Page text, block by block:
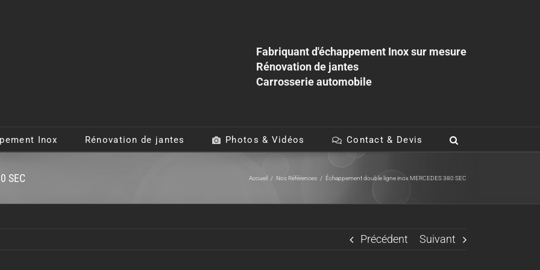
Fabriquant d'échappement Inox sur mesure
Rénovation de jantes
Carrosserie automobile
Inox Rénovation de jantes Photos & Vidéos Contact & Devis
SEC Accueil / Nos Références / Échappement double ligne inox MERCEDES 380 SEC
Précédent Suivant